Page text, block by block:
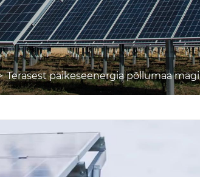
Terasest päikeseenergia põllumaa mägi